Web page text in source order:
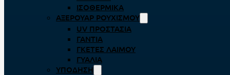
ΙΣΟΘΕΡΜΙΚΆ
ΑΞΕΡΟΥΆΡ ΡΟΥΧΙΣΜΟΎ
UV ΠΡΟΣΤΑΣΊΑ
ΓΆΝΤΙΑ
ΓΚΈΤΕΣ ΛΑΊΜΟΥ
ΓΥΑΛΙΆ
ΥΠΌΔΗΣΗ